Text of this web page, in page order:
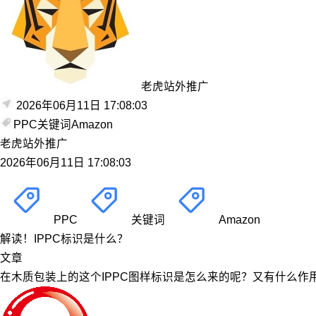
老虎站外推广
2026年06月11日 17:08:03
PPC关键词 Amazon
老虎站外推广
2026年06月11日 17:08:03
PPC 关键词
Amazon
解读！IPPC标识是什么？
文章
在木质包装上的这个IPPC图样标识是怎么来的呢？又有什么作